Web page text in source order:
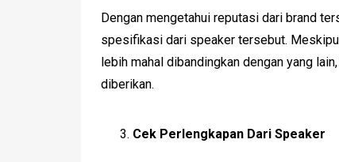
Dengan mengetahui reputasi dari brand
spesifikasi dari speaker tersebut.
lebih mahal dibandingkan dengan yang
diberikan.
Cek Perlengkapan Dari Speaker